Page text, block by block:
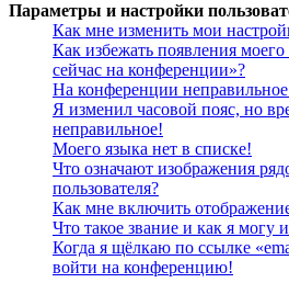
Параметры и настройки
Как мне изменить мои
Как избежать появления
сейчас на конференции»?
На конференции
Я изменил часовой пояс, но
неправильное!
Моего языка нет в списке!
Что означают изображения
пользователя?
Как мне включить
Что такое звание и как я могу
Когда я щёлкаю по ссылке
войти на конференцию!